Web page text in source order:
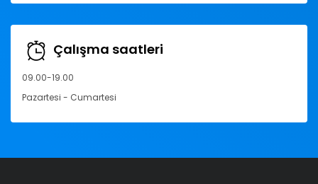
Çalışma saatleri
09.00-19.00
Pazartesi - Cumartesi